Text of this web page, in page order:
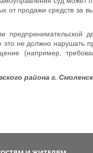
от продажи средств за
предпринимательской
не должно нарушать
(например,
района г.